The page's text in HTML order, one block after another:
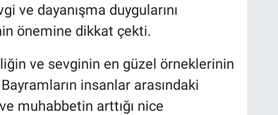
ve dayanışma duygularını
önemine dikkat çekti.
ve sevginin en güzel örneklerinin
insanlar arasındaki
muhabbetin arttığı nice